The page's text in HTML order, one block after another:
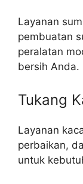
Layanan
pembuatan
peralatan
bersih Anda.
Tukang
Layanan
perbaikan,
untuk